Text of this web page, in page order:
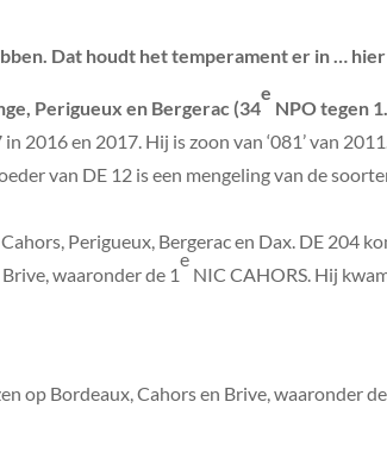
Dat houdt het temperament er in …
Perigueux en Bergerac (34
e
NPO tegen
en 2017. Hij is zoon van ‘081’ van
van DE 12 is een mengeling van de
Perigueux, Bergerac en Dax. DE 204
waaronder de 1
e
NIC CAHORS. Hij
op Bordeaux, Cahors en Brive, waaronder